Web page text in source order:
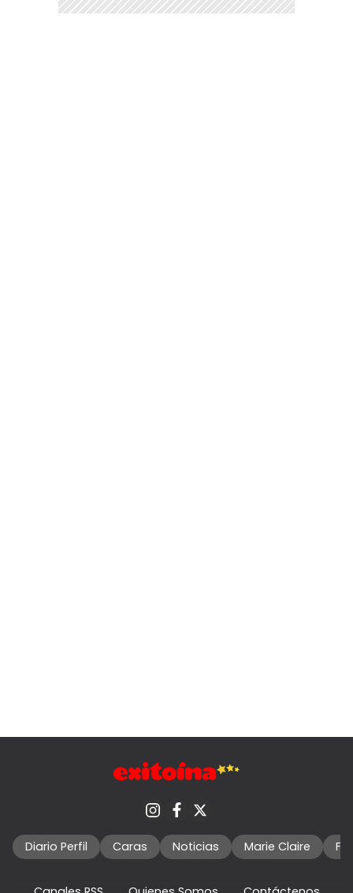
Diario Perfil Caras Noticias Marie Claire